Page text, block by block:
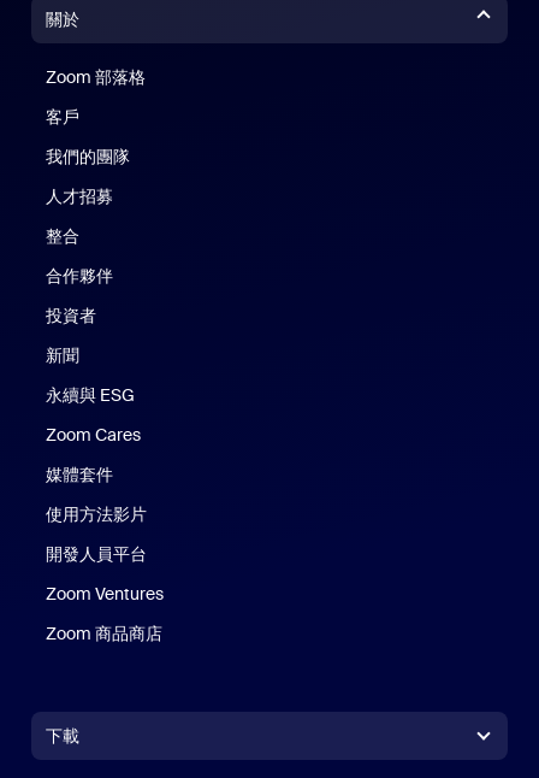
關於
Zoom 部落格
客戶
我們的團隊
人才招募
整合
合作夥伴
投資者
新聞
永續與 ESG
Zoom Cares
媒體套件
使用方法影片
開發人員平台
Zoom Ventures
Zoom 商品商店
下載